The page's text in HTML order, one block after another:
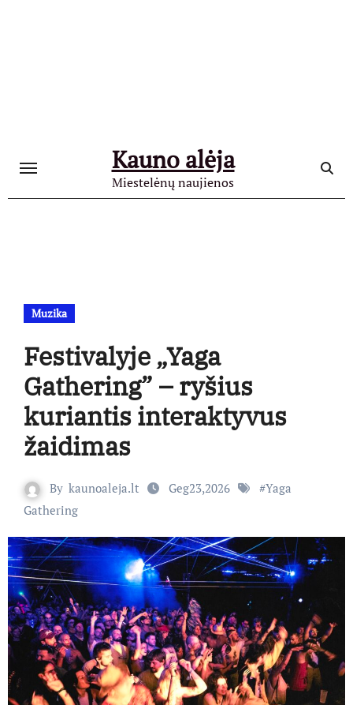
Kauno alėja
Miestelėnų naujienos
Muzika
Festivalyje „Yaga
Gathering” – ryšius
kuriantis interaktyvus
žaidimas
By kaunoaleja.lt Geg23,2026 #Yaga
Gathering